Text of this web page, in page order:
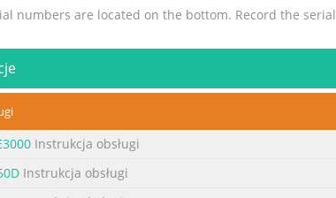
numbers are located on the bottom. Record the serial
Instrukcja obsługi
Instrukcja obsługi